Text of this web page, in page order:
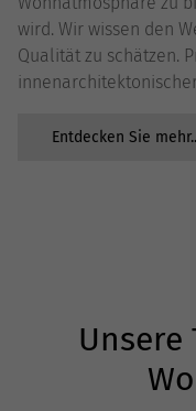
wird. Wir wissen den
Qualität zu schätzen.
Entdecken Sie
Unsere